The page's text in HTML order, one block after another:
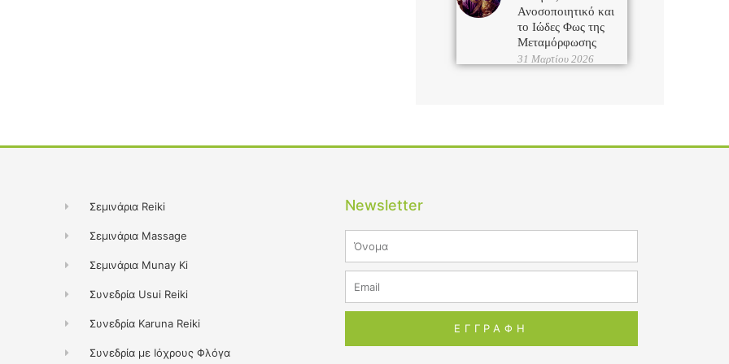
Ανοσοποιητικό και
το Ιώδες Φως της
Μεταμόρφωσης
31 Μαρτίου 2026
Σεμινάρια Reiki
Σεμινάρια Massage
Σεμινάρια Munay Ki
Συνεδρία Usui Reiki
Συνεδρία Karuna Reiki
Συνεδρία με Ιόχρους Φλόγα
Newsletter
Name
Email
ΕΓΓΡΑΦΗ